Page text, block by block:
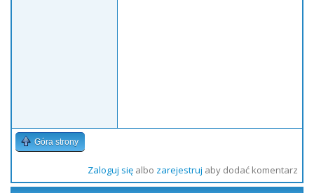
Góra strony
Zaloguj sięalbo zarejestruj aby dodać komentarz